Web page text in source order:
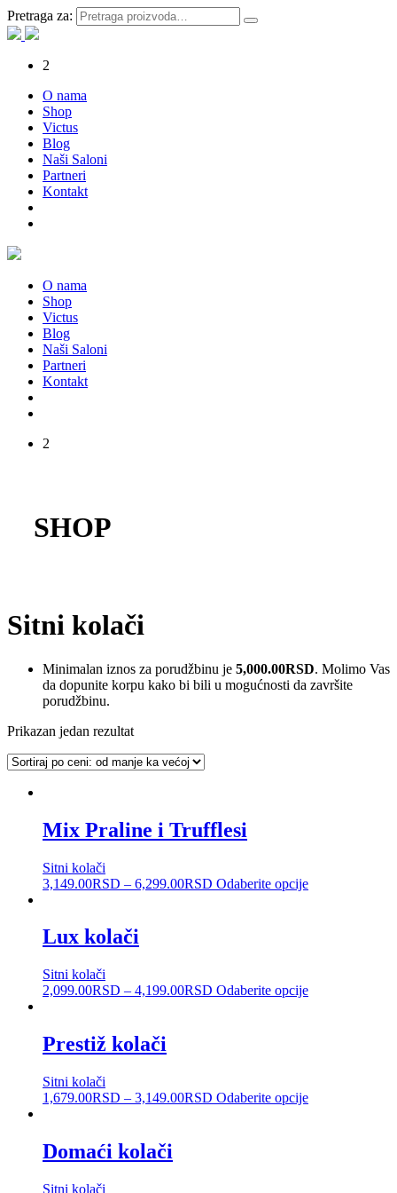
Pretraga za:
2
O nama
Shop
Victus
Blog
Naši Saloni
Partneri
Kontakt
O nama
Shop
Victus
Blog
Naši Saloni
Partneri
Kontakt
2
SHOP
Sitni kolači
Minimalan iznos za porudžbinu je 5,000.00RSD. Molimo Vas
da dopunite korpu kako bi bili u mogućnosti da završite
porudžbinu.
Prikazan jedan rezultat
Mix Praline i Trufflesi
Sitni kolači
3,149.00RSD – 6,299.00RSD Odaberite opcije
Lux kolači
Sitni kolači
2,099.00RSD – 4,199.00RSD Odaberite opcije
Prestiž kolači
Sitni kolači
1,679.00RSD – 3,149.00RSD Odaberite opcije
Domaći kolači
Sitni kolači